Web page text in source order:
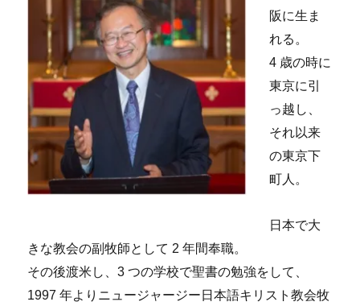
阪に生ま
れる。
4 歳の時に
東京に引
っ越し、
それ以来
の東京下
町人。
日本で大
きな教会の副牧師として 2 年間奉職。
その後渡米し、3 つの学校で聖書の勉強をして、
1997 年よりニュージャージー日本語キリスト教会牧